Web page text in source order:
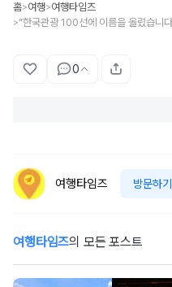
홈>여행>여행타임즈
>
0
여행타임즈 방문하기
여행타임즈의 모든 포스트